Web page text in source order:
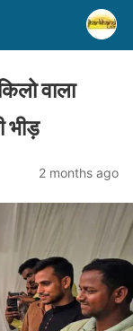
वाला
भीड़
2 months ago